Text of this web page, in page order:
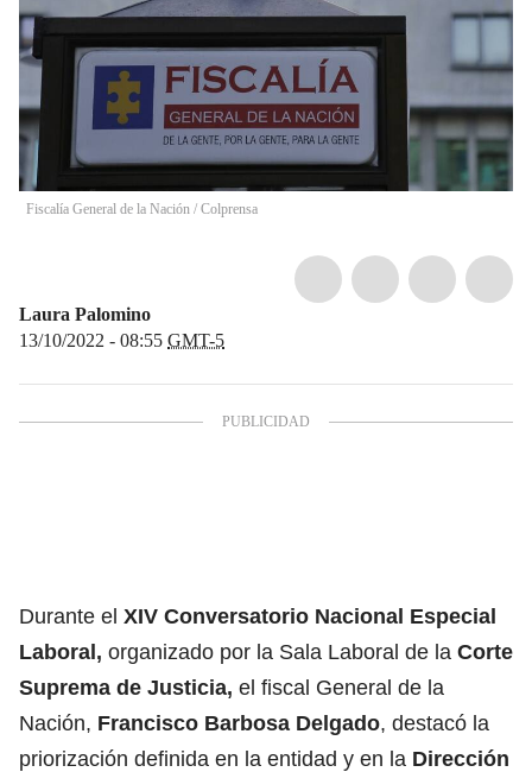
Fiscalía General de la Nación / Colprensa
Laura Palomino
13/10/2022 - 08:55 GMT-5
Durante el XIV Conversatorio Nacional Especial
Laboral, organizado por la Sala Laboral de la Corte
Suprema de Justicia, el fiscal General de la
Nación, Francisco Barbosa Delgado, destacó la
priorización definida en la entidad y en la Dirección